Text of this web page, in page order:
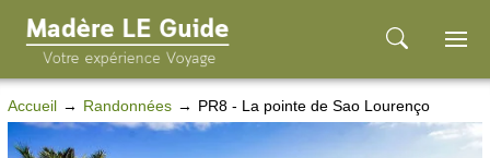
Accueil Randonnées PR8 - La pointe de Sao Lourenço